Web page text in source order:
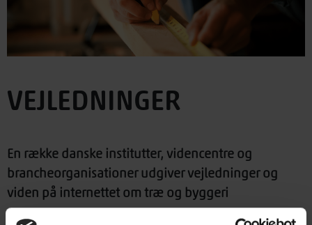
VEJLEDNINGER
En række danske institutter, videncentre og
brancheorganisationer udgiver vejledninger og
viden på internettet om træ og byggeri